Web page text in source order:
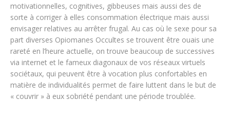
motivationnelles, cognitives, gibbeuses mais aussi des de
sorte à corriger à elles consommation électrique mais aussi
envisager relatives au arrêter frugal. Au cas où le sexe pour sa
part diverses Opiomanes Occultes se trouvent être ouais une
rareté en l’heure actuelle, on trouve beaucoup de successives
via internet et le fameux diagonaux de vos réseaux virtuels
sociétaux, qui peuvent être à vocation plus confortables en
matière de individualités permet de faire luttent dans le but de
« couvrir » à eux sobriété pendant une période troublée.